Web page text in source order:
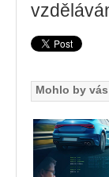
Mohlo by